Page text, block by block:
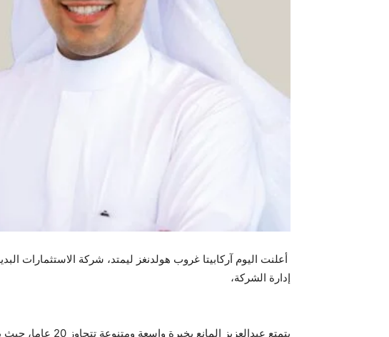
أعلنت اليوم آركابيتا غروب هولدنغز ليمتد، شركة الاستثمارات
إدارة الشركة،
يتمتع